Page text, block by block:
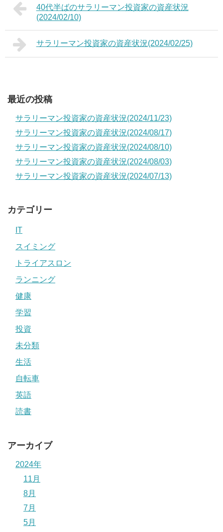
40代半ばのサラリーマン投資家の資産状況
(2024/02/10)
サラリーマン投資家の資産状況(2024/02/25)
最近の投稿
サラリーマン投資家の資産状況(2024/11/23)
サラリーマン投資家の資産状況(2024/08/17)
サラリーマン投資家の資産状況(2024/08/10)
サラリーマン投資家の資産状況(2024/08/03)
サラリーマン投資家の資産状況(2024/07/13)
カテゴリー
IT
スイミング
トライアスロン
ランニング
健康
学習
投資
未分類
生活
自転車
英語
読書
アーカイブ
2024年
11月
8月
7月
5月